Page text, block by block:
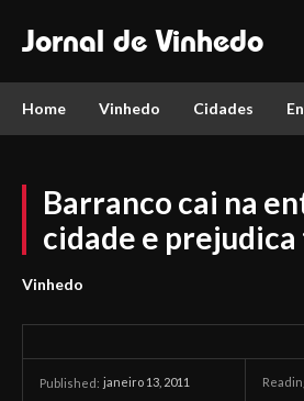
Jornal de Vinhedo
Home Vinhedo Cidades
Barranco cai na
cidade e
Vinhedo
Published: janeiro 13, 2011